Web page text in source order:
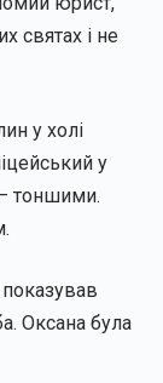
святах і не
у холі
у
тоншими.
Оксана була